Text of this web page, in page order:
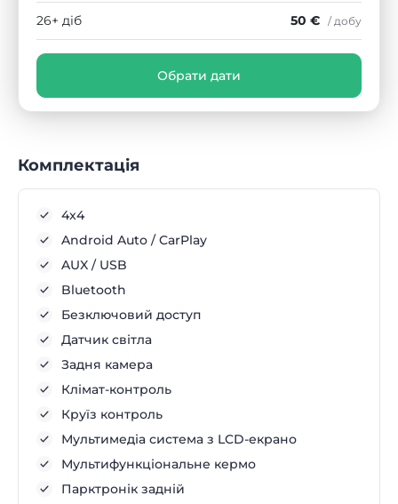
26+ діб 50 € / добу
Обрати дати
Комплектація
4x4
Android Auto / CarPlay
AUX / USB
Bluetooth
Безключовий доступ
Датчик світла
Задня камера
Клімат-контроль
Круїз контроль
Мультимедіа система з LCD-екрано
Мультифункціональне кермо
Парктронік задній